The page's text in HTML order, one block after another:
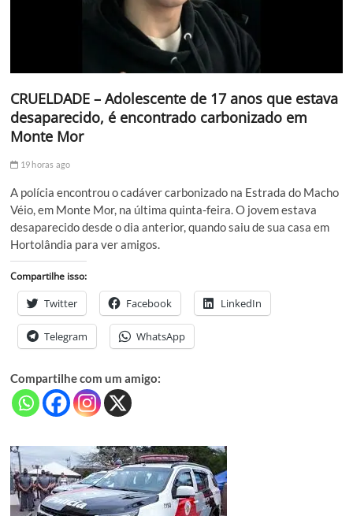
CRUELDADE – Adolescente de 17 anos que estava
desaparecido, é encontrado carbonizado em
Monte Mor
19 horas ago
A polícia encontrou o cadáver carbonizado na Estrada do Macho
Véio, em Monte Mor, na última quinta-feira. O jovem estava
desaparecido desde o dia anterior, quando saiu de sua casa em
Hortolândia para ver amigos.
Compartilhe isso:
Twitter Facebook LinkedIn
Telegram WhatsApp
Compartilhe com um amigo: